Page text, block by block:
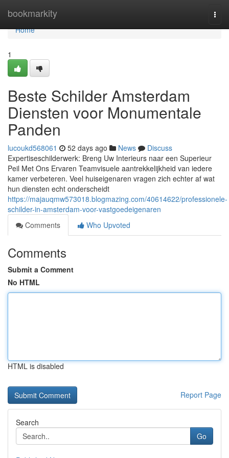
bookmarkity
Home
Home
1
Beste Schilder Amsterdam
Diensten voor Monumentale
Panden
lucoukd568061 52 days ago News
Discuss
Expertiseschilderwerk: Breng Uw Interieurs naar een Superieur
Peil Met Ons Ervaren Teamvisuele aantrekkelijkheid van iedere
kamer verbeteren. Veel huiseigenaren vragen zich echter af wat
hun diensten echt onderscheidt
https://majauqmw573018.blogmazing.com/40614622/professionele-
schilder-in-amsterdam-voor-vastgoedeigenaren
Comments
Who Upvoted
Comments
Submit a Comment
No HTML
HTML is disabled
Report Page
Search
Go